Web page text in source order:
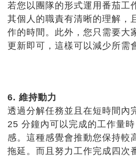
若您以團隊的形式運用番茄工
其個人的職責有清晰的理解，
作的時間。此外，您只需要大
更新即可，這樣可以減少所需
6. 維持動力
透過分解任務並且在短時間內
25 分鐘內可以完成的工作量
感。這種感覺會推動您保持較
拖延。而且努力工作完成四次